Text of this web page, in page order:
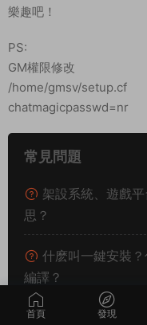
樂趣吧！
PS:
GM權限修改
/home/gmsv/setup.cf
chatmagicpasswd=nr
常見問題
架設系統、遊戲
思？
什麽叫一鍵安裝
編譯？
我下載服務端後可
首頁 發現